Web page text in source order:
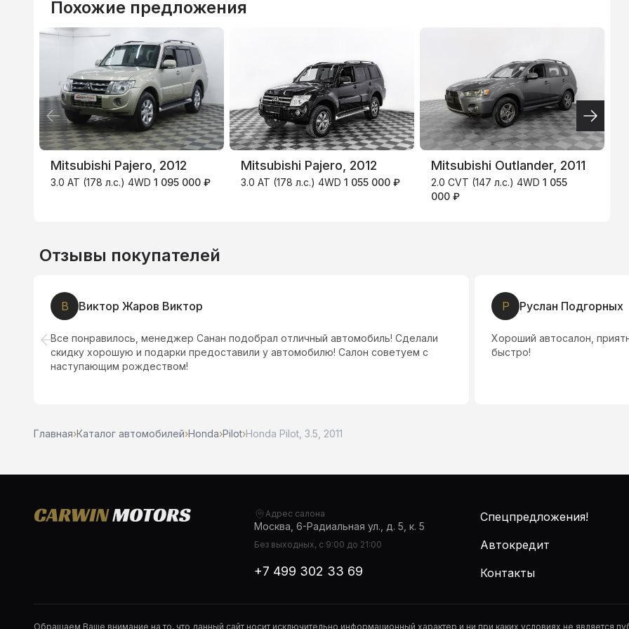
Похожие предложения
Mitsubishi Pajero, 2012
3.0 AT (178 л.с.) 4WD 1 095 000 ₽
Mitsubishi Pajero, 2012
3.0 AT (178 л.с.) 4WD 1 055 000 ₽
Mitsubishi Outlander, 2011
2.0 CVT (147 л.с.) 4WD 1 055
000 ₽
ВТБ
3.9% 4.9
Отзывы покупателей
В Виктор Жаров Виктор
Все понравилось, менеджер Санан подобрал отличный автомобиль! Сделали
скидку хорошую и подарки предоставили у автомобилю! Салон советуем с
наступающим рождеством!
Р Руслан Подгорных
Хороший автосалон,
быстро!
Главная›Каталог автомобилей›Honda›Pilot›Honda Pilot, 3.5, 2011
Адрес салона
Москва, 6-Радиальная ул., д. 5, к. 5
Без выходных, с 9:00 до 21:00
+7 499 302 33 69
Спецпредложения!
Автокредит
Контакты
Обращаем Ваше внимание на то, что данный сайт носит исключительно информационный характер и ни при каких условиях не является